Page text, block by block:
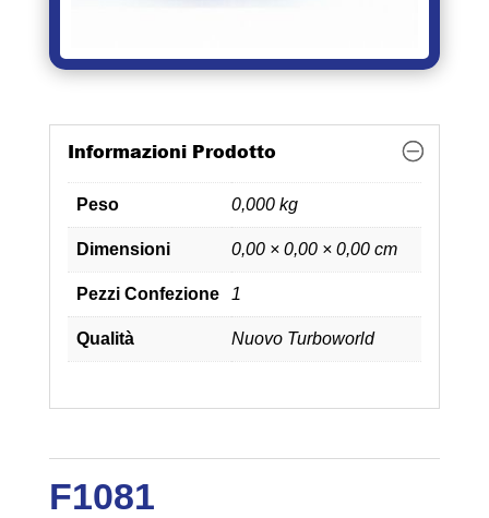
Informazioni Prodotto
Peso 0,000 kg
Dimensioni 0,00 × 0,00 × 0,00 cm
Pezzi Confezione 1
Qualità Nuovo Turboworld
F1081